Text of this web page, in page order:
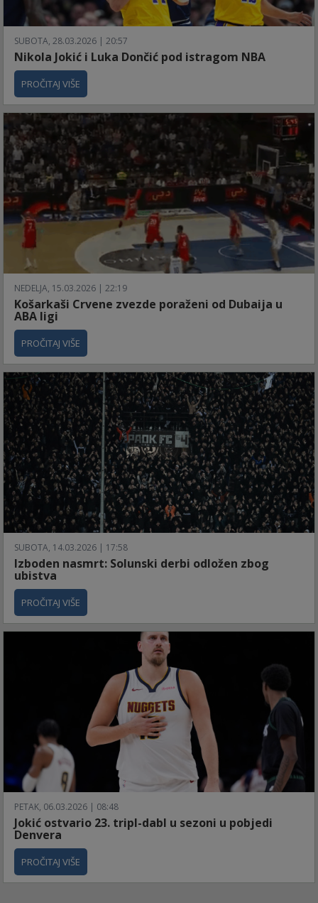
SUBOTA, 28.03.2026 | 20:57
Nikola Jokić i Luka Dončić pod istragom NBA
PROČITAJ VIŠE
NEDELJA, 15.03.2026 | 22:19
Košarkaši Crvene zvezde poraženi od Dubaija u
ABA ligi
PROČITAJ VIŠE
SUBOTA, 14.03.2026 | 17:58
Izboden nasmrt: Solunski derbi odložen zbog
ubistva
PROČITAJ VIŠE
PETAK, 06.03.2026 | 08:48
Jokić ostvario 23. tripl-dabl u sezoni u pobjedi
Denvera
PROČITAJ VIŠE